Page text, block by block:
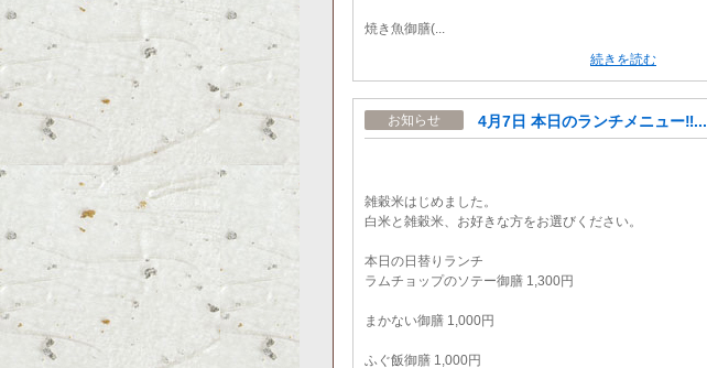
焼き魚御膳(...
続きを読む
お知らせ 4月7日 本日のランチメニュー‼️...
雑穀米はじめました。
白米と雑穀米、お好きな方をお選びください。
本日の日替りランチ
ラムチョップのソテー御膳 1,300円
まかない御膳 1,000円
ふぐ飯御膳 1,000円